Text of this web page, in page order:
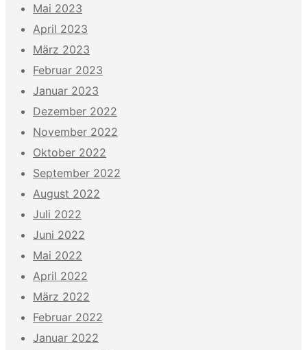
Mai 2023
April 2023
März 2023
Februar 2023
Januar 2023
Dezember 2022
November 2022
Oktober 2022
September 2022
August 2022
Juli 2022
Juni 2022
Mai 2022
April 2022
März 2022
Februar 2022
Januar 2022